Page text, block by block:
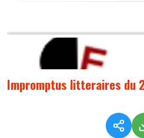
Impromptus litteraires du